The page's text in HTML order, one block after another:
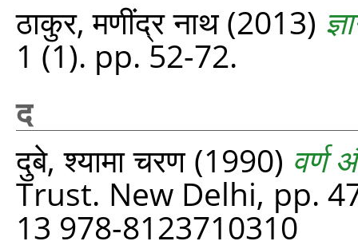
ठाकुर, मणींद्र नाथ(2013)
1 (1). pp. 52-72.
द
दुबे, श्यामा चरण(1990) वर्ण
Trust. New Delhi, pp.
13 978-8123710310